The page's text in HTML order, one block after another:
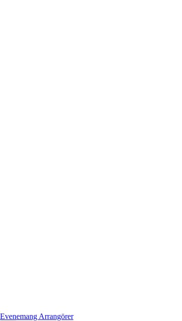
Evenemang Arrangörer